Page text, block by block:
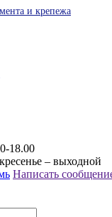
и крепежа
18.00
– выходной
Написать